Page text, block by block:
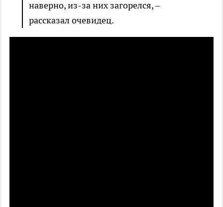
наверно, из-за них загорелся, –
рассказал очевидец.